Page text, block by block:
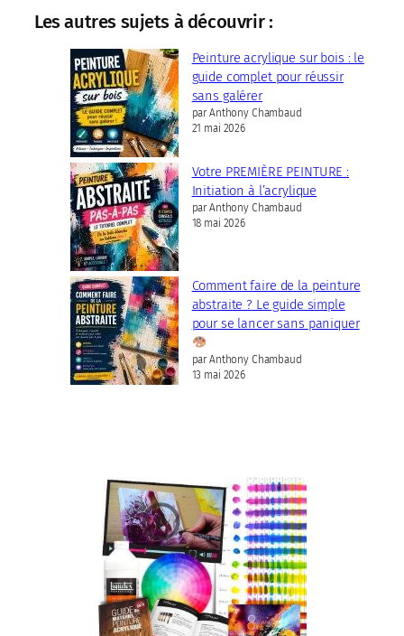
Les autres sujets à découvrir :
Peinture acrylique sur bois : le
guide complet pour réussir
sans galérer
par Anthony Chambaud
21 mai 2026
Votre PREMIÈRE PEINTURE :
Initiation à l’acrylique
par Anthony Chambaud
18 mai 2026
Comment faire de la peinture
abstraite ? Le guide simple
pour se lancer sans paniquer
par Anthony Chambaud
13 mai 2026